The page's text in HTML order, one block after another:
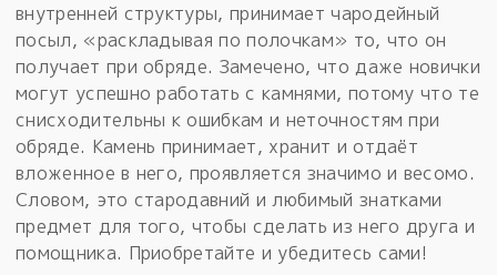
внутренней структуры, принимает чародейный
посыл, «раскладывая по полочкам» то, что он
получает при обряде. Замечено, что даже новички
могут успешно работать с камнями, потому что те
снисходительны к ошибкам и неточностям при
обряде. Камень принимает, хранит и отдаёт
вложенное в него, проявляется значимо и весомо.
Словом, это стародавний и любимый знатками
предмет для того, чтобы сделать из него друга и
помощника. Приобретайте и убедитесь сами!